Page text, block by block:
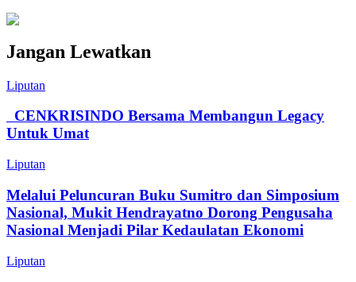
Jangan Lewatkan
Liputan
CENKRISINDO Bersama Membangun Legacy
Untuk Umat
Liputan
Melalui Peluncuran Buku Sumitro dan Simposium
Nasional, Mukit Hendrayatno Dorong Pengusaha
Nasional Menjadi Pilar Kedaulatan Ekonomi
Liputan